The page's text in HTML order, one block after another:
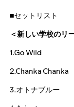
■セットリスト
＜新しい学校のリ
1.Go Wild
2.Chanka Chanka
3.オトナブルー